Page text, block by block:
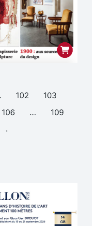
102
103
106 …
109
→